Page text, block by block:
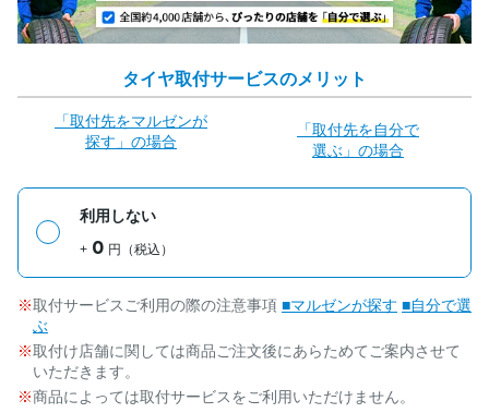
タイヤ取付サービスのメリット
「取付先をマルゼンが
探す」の場合
「取付先を自分で
選ぶ」の場合
利用しない
+ 0 円（税込）
取付サービスご利用の際の注意事項 ■マルゼンが探す ■自分で選
ぶ
取付け店舗に関しては商品ご注文後にあらためてご案内させて
いただきます。
商品によっては取付サービスをご利用いただけません。